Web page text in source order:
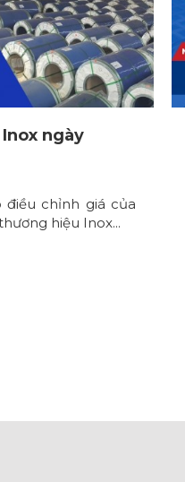
ngày
chỉnh giá của
hiệu Inox...